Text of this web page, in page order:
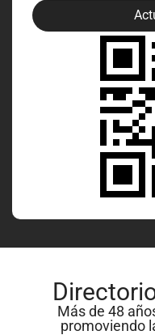
Más de 48
promoviendo